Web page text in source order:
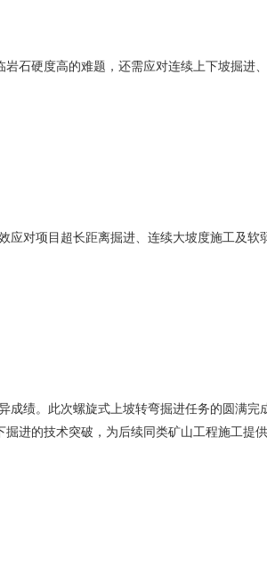
石硬度高的难题，还需应对连续上下坡掘进
应对项目超长距离掘进、连续大坡度施工及软
成绩。此次螺旋式上坡转弯掘进任务的圆满完
进的技术突破，为后续同类矿山工程施工提